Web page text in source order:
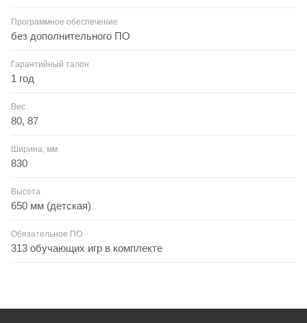
Программное обеспечение
без дополнительного ПО
Гарантийный талон
1 год
Вес
80, 87
Ширина, мм
830
Высота
650 мм (детская)
Обязательное ПО
313 обучающих игр в комплекте